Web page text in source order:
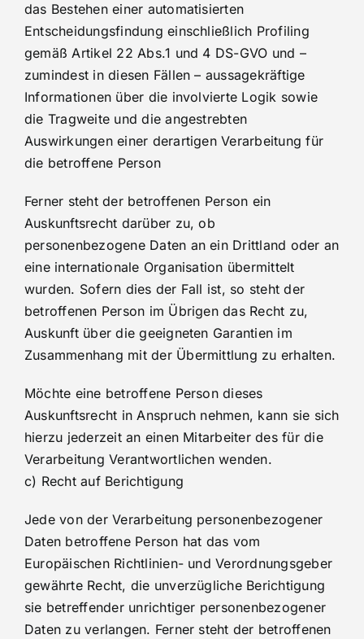
das Bestehen einer automatisierten
Entscheidungsfindung einschließlich Profiling
gemäß Artikel 22 Abs.1 und 4 DS-GVO und –
zumindest in diesen Fällen – aussagekräftige
Informationen über die involvierte Logik sowie
die Tragweite und die angestrebten
Auswirkungen einer derartigen Verarbeitung für
die betroffene Person
Ferner steht der betroffenen Person ein
Auskunftsrecht darüber zu, ob
personenbezogene Daten an ein Drittland oder an
eine internationale Organisation übermittelt
wurden. Sofern dies der Fall ist, so steht der
betroffenen Person im Übrigen das Recht zu,
Auskunft über die geeigneten Garantien im
Zusammenhang mit der Übermittlung zu erhalten.
Möchte eine betroffene Person dieses
Auskunftsrecht in Anspruch nehmen, kann sie sich
hierzu jederzeit an einen Mitarbeiter des für die
Verarbeitung Verantwortlichen wenden.
c) Recht auf Berichtigung
Jede von der Verarbeitung personenbezogener
Daten betroffene Person hat das vom
Europäischen Richtlinien- und Verordnungsgeber
gewährte Recht, die unverzügliche Berichtigung
sie betreffender unrichtiger personenbezogener
Daten zu verlangen. Ferner steht der betroffenen